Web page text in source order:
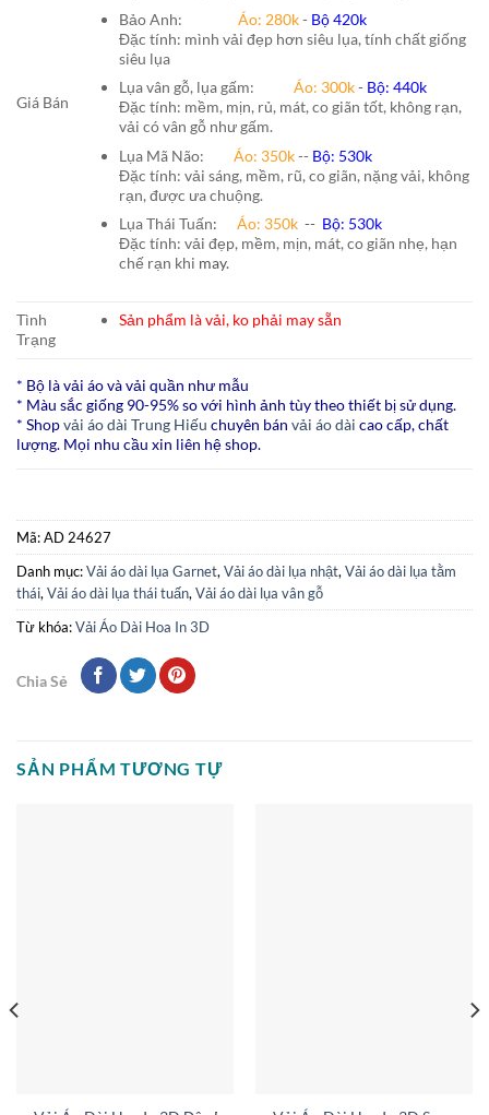
Giá Bán
Bảo Anh: Áo: 280k- Bộ 420k
Đặc tính: mình vải đẹp hơn siêu lụa, tính chất giống
siêu lụa
Lụa vân gỗ, lụa gấm: Áo: 300k- Bộ: 440k
Đặc tính: mềm, mịn, rủ, mát, co giãn tốt, không rạn,
vải có vân gỗ như gấm.
Lụa Mã Não: Áo: 350k-- Bộ: 530k
Đặc tính: vải sáng, mềm, rũ, co giãn, nặng vải, không
rạn, được ưa chuộng.
Lụa Thái Tuấn: Áo: 350k-- Bộ: 530k
Đặc tính: vải đẹp, mềm, mịn, mát, co giãn nhẹ, hạn
chế rạn khi may.
Tình
Trạng
Sản phẩm là vải, ko phải may sẵn
* Bộ là vải áo và vải quần như mẫu
* Màu sắc giống 90-95% so với hình ảnh tùy theo thiết bị sử dụng.
* Shopvải áo dài Trung Hiếu chuyên bán vải áo dài cao cấp, chất
lượng. Mọi nhu cầu xin liên hệ shop.
Mã:AD 24627
Danh mục:Vải áo dài lụa Garnet,Vải áo dài lụa nhật,Vải áo dài lụa tằm
thái,Vải áo dài lụa thái tuấn,Vải áo dài lụa vân gỗ
Từ khóa:Vải Áo Dài Hoa In 3D
Chia Sẻ
SẢN PHẨM TƯƠNG TỰ